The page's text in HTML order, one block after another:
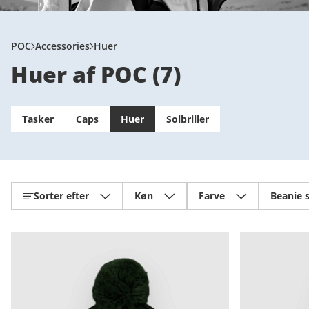
POC Accessories Huer
Huer af POC (7)
Tasker Caps Huer Solbriller
Sorter efter Køn Farve Beanie